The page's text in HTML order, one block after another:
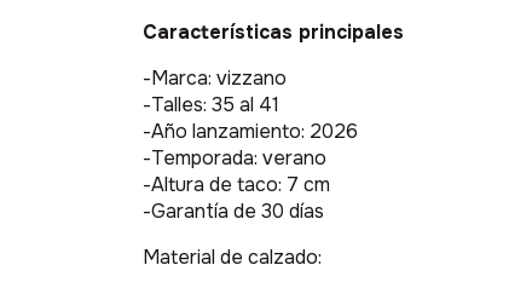
Características principales
-Marca: vizzano
-Talles: 35 al 41
-Año lanzamiento: 2026
-Temporada: verano
-Altura de taco: 7 cm
-Garantía de 30 días
Material de calzado: